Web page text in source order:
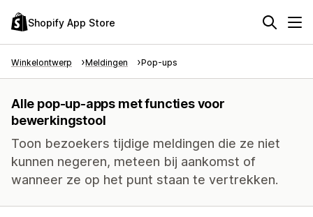
Shopify App Store
Winkelontwerp Meldingen Pop-ups
Alle pop-up-apps met functies voor
bewerkingstool
Toon bezoekers tijdige meldingen die ze niet
kunnen negeren, meteen bij aankomst of
wanneer ze op het punt staan te vertrekken.